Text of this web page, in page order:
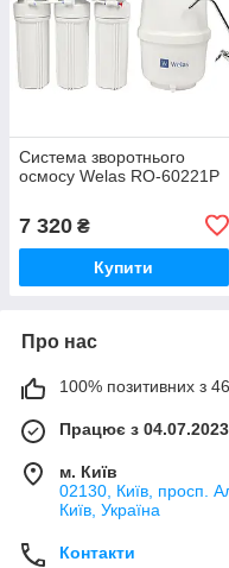
Система зворотнього
осмосу Welas RO-60221P
7 320 ₴
Купити
Про нас
100% позитивних з
Працює з 04.07.2023
м. Київ
02130, Київ, просп.
Київ, Україна
Контакти